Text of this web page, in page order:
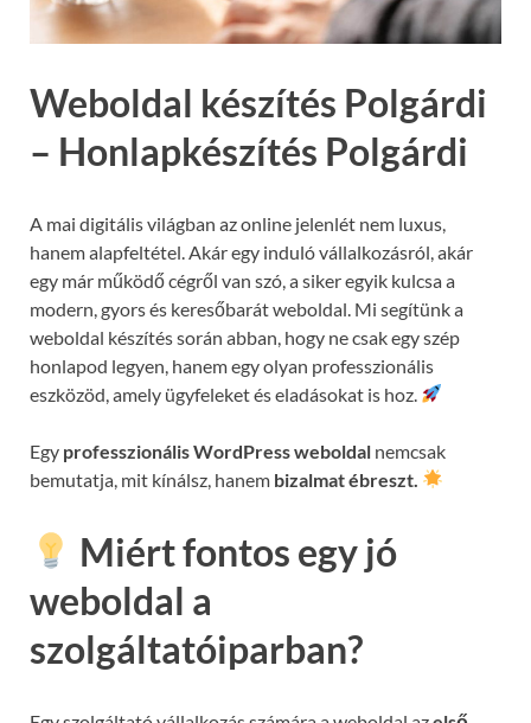
Weboldal készítés Polgárdi
– Honlapkészítés Polgárdi
A mai digitális világban az online jelenlét nem luxus,
hanem alapfeltétel. Akár egy induló vállalkozásról, akár
egy már működő cégről van szó, a siker egyik kulcsa a
modern, gyors és keresőbarát weboldal. Mi segítünk a
weboldal készítés során abban, hogy ne csak egy szép
honlapod legyen, hanem egy olyan professzionális
eszközöd, amely ügyfeleket és eladásokat is hoz.
Egy professzionális WordPress weboldal nemcsak
bemutatja, mit kínálsz, hanem bizalmat ébreszt.
Miért fontos egy jó
weboldal a
szolgáltatóiparban?